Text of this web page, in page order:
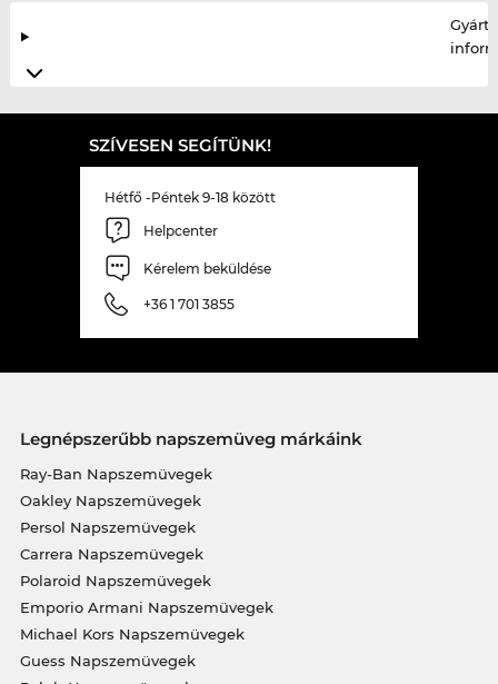
SZÍVESEN SEGÍTÜNK!
Hétfő -Péntek 9-18 között
Helpcenter
Kérelem beküldése
+36 1 701 3855
Legnépszerűbb napszemüveg márkáink
Ray-Ban Napszemüvegek
Oakley Napszemüvegek
Persol Napszemüvegek
Carrera Napszemüvegek
Polaroid Napszemüvegek
Emporio Armani Napszemüvegek
Michael Kors Napszemüvegek
Guess Napszemüvegek